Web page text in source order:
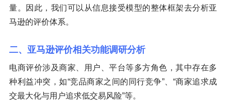
量。因此，我们可以从信息接受模型的整体框架去分析亚
马逊的评价体系。
二、亚马逊评价相关功能调研分析
电商评价涉及商家、用户、平台等多方角色，其中存在多
种利益冲突，如“竞品商家之间的同行竞争”、“商家追求成
交最大化与用户追求低交易风险”等。